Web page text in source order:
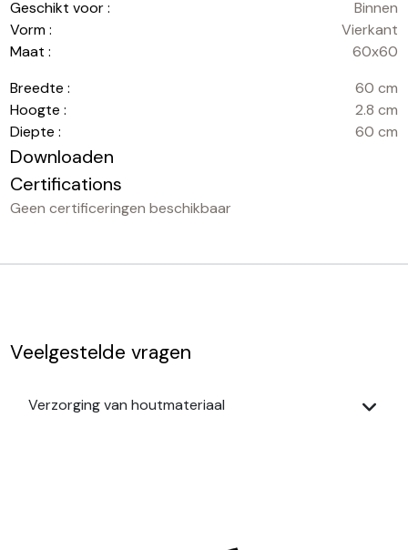
Geschikt voor :
Binnen
Vorm :
Vierkant
Maat :
60x60
Breedte :
60 cm
Hoogte :
2.8 cm
Diepte :
60 cm
Downloaden
Certifications
Geen certificeringen beschikbaar
Veelgestelde vragen
Verzorging van houtmateriaal